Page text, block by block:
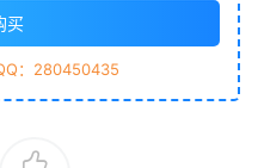
买
：280450435